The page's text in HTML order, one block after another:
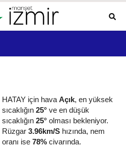
HATAY için hava Açık, en yüksek
sıcaklığın 25°ve en düşük
sıcaklığın 25°olması bekleniyor.
Rüzgar 3.96km/Shızında, nem
oranı ise 78%civarında.